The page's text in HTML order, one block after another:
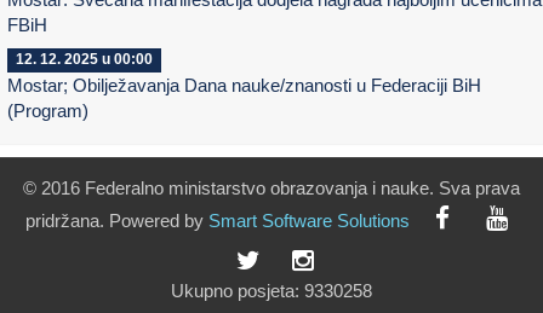
FBiH
12. 12. 2025 u 00:00
Mostar; Obilježavanja Dana nauke/znanosti u Federaciji BiH
(Program)
© 2016 Federalno ministarstvo obrazovanja i nauke. Sva prava
pridržana. Powered by Smart Software Solutions
Ukupno posjeta: 9330258